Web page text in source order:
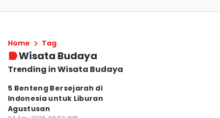
Home Tag
Wisata Budaya
Trending in Wisata Budaya
5 Benteng Bersejarah di
Indonesia untuk Liburan
Agustusan